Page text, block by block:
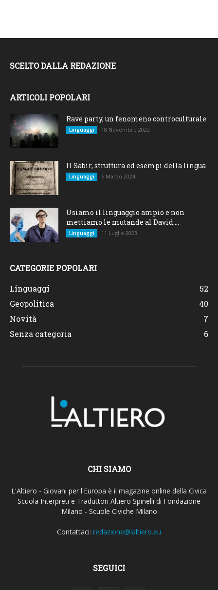
SCELTO DALLA REDAZIONE
ARTICOLI POPOLARI
Rave party, un fenomeno controculturale
Linguaggi 18 Novembre 2022
Il Sabir, struttura ed esempi della lingua
Linguaggi 6 Marzo 2024
Usiamo il linguaggio ampio e non
mettiamo le mutande al David....
Linguaggi 11 Luglio 2023
CATEGORIE POPOLARI
Linguaggi
52
Geopolitica
40
Novità
7
Senza categoria
6
CHI SIAMO
L'Altiero - Giovani per l'Europa è il magazine online della Civica
Scuola Interpreti e Traduttori Altiero Spinelli di Fondazione
Milano - Scuole Civiche Milano
Contattaci: redazione@laltiero.eu
SEGUICI